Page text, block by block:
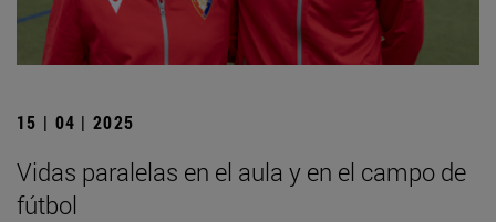
15 | 04 | 2025
Vidas paralelas en el aula y en el campo de
fútbol